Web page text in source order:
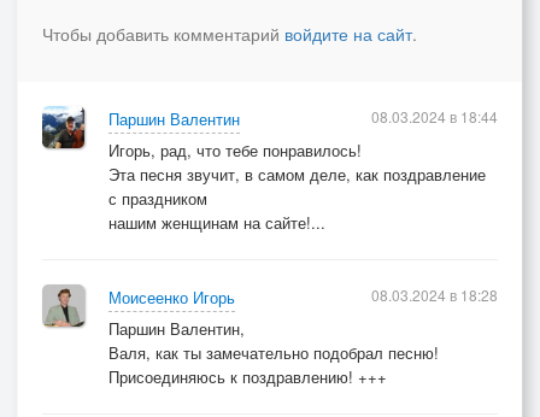
Чтобы добавить комментарий войдите на сайт.
Паршин Валентин
Игорь, рад, что тебе понравилось!
Эта песня звучит, в самом деле, как поздравление
с праздником
нашим женщинам на сайте!...
08.03.2024 в 18:44
Моисеенко Игорь
Паршин Валентин,
Валя, как ты замечательно подобрал песню!
Присоединяюсь к поздравлению! +++
08.03.2024 в 18:28